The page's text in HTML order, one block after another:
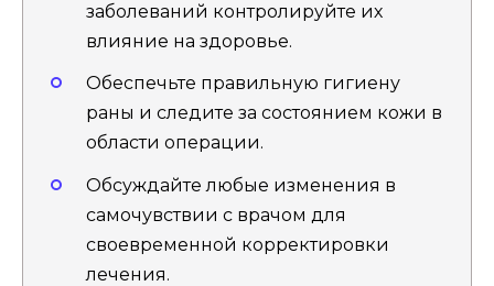
заболеваний контролируйте их
влияние на здоровье.
Обеспечьте правильную гигиену
раны и следите за состоянием кожи в
области операции.
Обсуждайте любые изменения в
самочувствии с врачом для
своевременной корректировки
лечения.